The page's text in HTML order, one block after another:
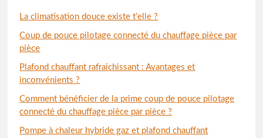
La climatisation douce existe t’elle ?
Coup de pouce pilotage connecté du chauffage pièce par
pièce
Plafond chauffant rafraîchissant : Avantages et
inconvénients ?
Comment bénéficier de la prime coup de pouce pilotage
connecté du chauffage pièce par pièce ?
Pompe à chaleur hybride gaz et plafond chauffant